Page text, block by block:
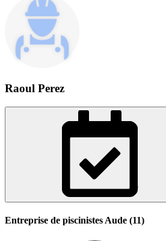
Raoul Perez
Entreprise de piscinistes Aude (11)